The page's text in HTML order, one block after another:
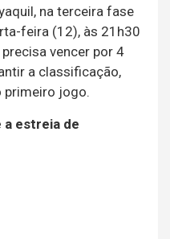
na terceira fase
feira (12), às 21h30
vencer por 4
a classificação,
primeiro jogo.
estreia de